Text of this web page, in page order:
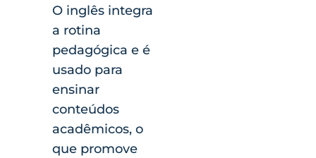
O inglês integra
a rotina
pedagógica e é
usado para
ensinar
conteúdos
acadêmicos, o
que promove